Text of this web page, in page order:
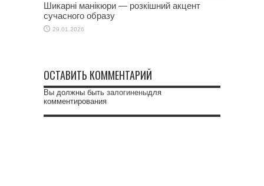
Шикарні манікюри — розкішний акцент
сучасного образу
29.01.2026
ОСТАВИТЬ КОММЕНТАРИЙ
Вы должны быть залогиненыдля
комментирования